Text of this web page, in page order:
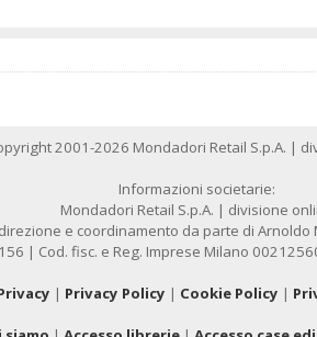
2001-2026 Mondadori Retail S.p.A. |
Informazioni societarie:
Mondadori Retail S.p.A. | divisione
e coordinamento da parte di Arnoldo
| Cod. fisc. e Reg. Imprese Milano
| Privacy Policy | Cookie Policy |